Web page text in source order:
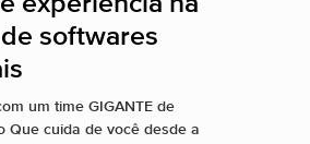
softwares
um time GIGANTE de
Que cuida de você desde a